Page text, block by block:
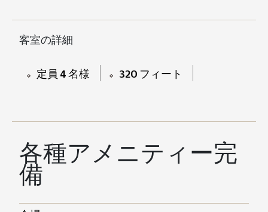
客室の詳細
定員 4 名様 320 フィート
各種アメニティー完
備